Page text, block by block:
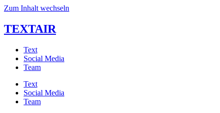
Zum Inhalt wechseln
TEXTAIR
Text
Social Media
Team
Text
Social Media
Team